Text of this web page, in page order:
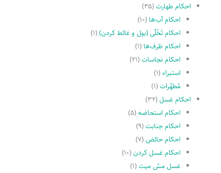
احکام طهارت(۳۵)
احکام آب‌ها(۱۰)
احکام تَخْلّى (بول و غائط کردن)(۱)
احکام ظرف‌ها(۱)
احکام نجاسات(۲۱)
استبراء(۱)
مُطهّرات(۱)
احکام غسل(۳۲)
احکام استحاضه(۵)
احکام جنابت(۹)
احکام حائض(۷)
احکام غسل کردن(۱۰)
غسل مسّ میت(۱)